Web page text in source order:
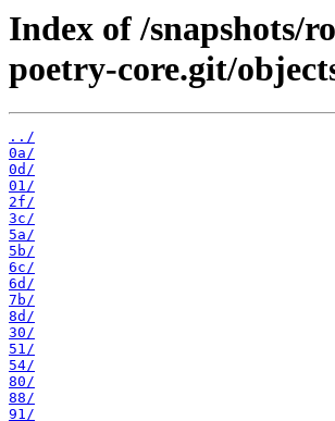
Index of /snapshots/
poetry-core.git/
../
0a/
0d/
01/
2f/
3c/
5a/
5b/
6c/
6d/
7b/
8d/
30/
51/
54/
80/
88/
91/